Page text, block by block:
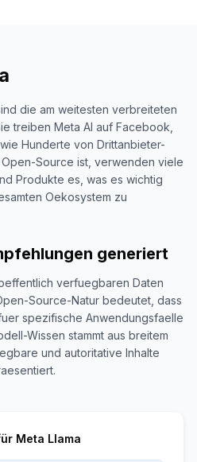
die am weitesten verbreiteten
treiben Meta AI auf Facebook,
Hunderte von Drittanbieter-
Open-Source ist, verwenden viele
Produkte es, was es wichtig
Oekosystem zu
generiert
verfuegbaren Daten
Source-Natur bedeutet, dass
spezifische Anwendungsfaelle
Wissen stammt aus breitem
und autoritative Inhalte
Meta Llama